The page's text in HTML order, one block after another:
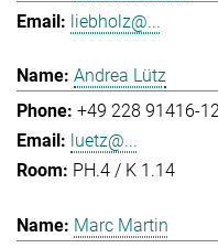
liebholz@...
Andrea Lütz
+49 228 91416-
luetz@...
PH.4 / K 1.14
Marc Martin